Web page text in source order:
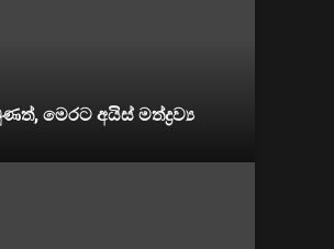
මෙරට අයිස් මත්ද්‍රව්‍ය